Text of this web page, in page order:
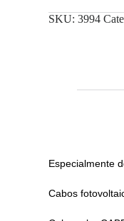
SKU:3994
Especialmente
Cabos